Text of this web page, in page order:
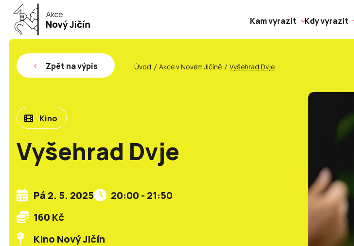
Kam vyrazit Kdy vyrazit
Zpět na výpis Úvod Akce v Novém Jičíně Vyšehrad Dvje
Kino
Vyšehrad Dvje
Pá 2. 5. 2025
20:00 - 21:50
160 Kč
Kino Nový Jičín